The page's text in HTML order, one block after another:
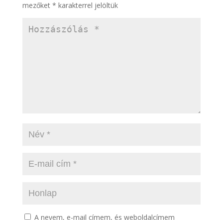
mezőket * karakterrel jelöltük
A nevem, e-mail címem, és weboldalcímem